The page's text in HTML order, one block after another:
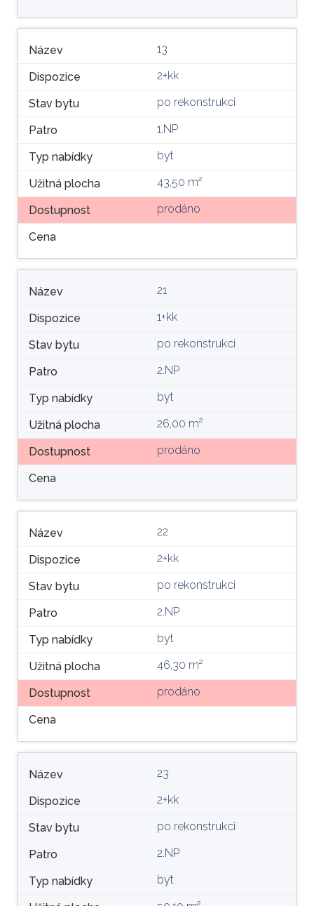
Název 13
Dispozice 2+kk
Stav bytu po rekonstrukci
Patro 1.NP
Typ nabídky byt
Užitná plocha 43,50 m²
Dostupnost prodáno
Cena
Název 21
Dispozice 1+kk
Stav bytu po rekonstrukci
Patro 2.NP
Typ nabídky byt
Užitná plocha 26,00 m²
Dostupnost prodáno
Cena
Název 22
Dispozice 2+kk
Stav bytu po rekonstrukci
Patro 2.NP
Typ nabídky byt
Užitná plocha 46,30 m²
Dostupnost prodáno
Cena
Název 23
Dispozice 2+kk
Stav bytu po rekonstrukci
Patro 2.NP
Typ nabídky byt